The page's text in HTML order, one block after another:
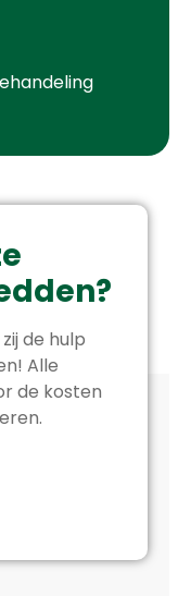
de hulp
Alle
de kosten